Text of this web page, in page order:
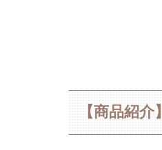
【商品紹介】